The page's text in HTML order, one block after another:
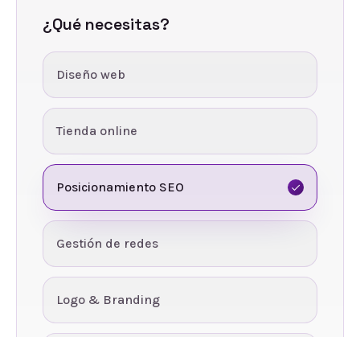
¿Qué necesitas?
Diseño web
Tienda online
Posicionamiento SEO
Gestión de redes
Logo & Branding